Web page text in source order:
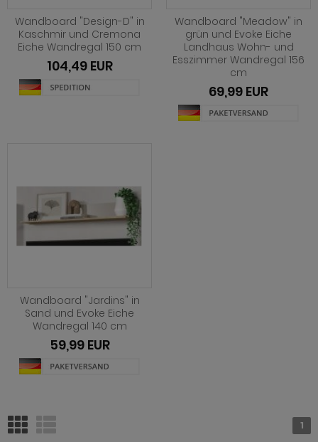
Wandboard "Design-D" in
Kaschmir und Cremona
Eiche Wandregal 150 cm
104,49 EUR
Wandboard "Meadow" in
grün und Evoke Eiche
Landhaus Wohn- und
Esszimmer Wandregal 156
cm
69,99 EUR
Wandboard "Jardins" in
Sand und Evoke Eiche
Wandregal 140 cm
59,99 EUR
1